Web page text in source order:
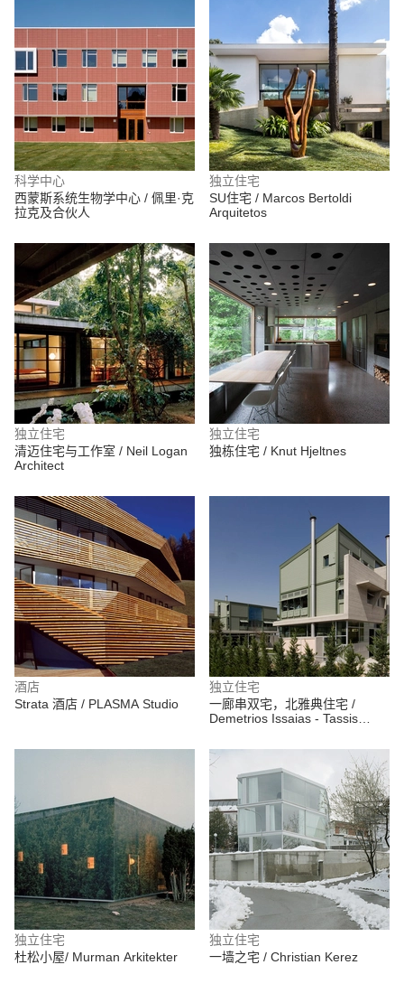
科学中心
西蒙斯系统生物学中心 / 佩里·克
拉克及合伙人
独立住宅
SU住宅 / Marcos Bertoldi
Arquitetos
独立住宅
清迈住宅与工作室 / Neil Logan
Architect
独立住宅
独栋住宅 / Knut Hjeltnes
酒店
Strata 酒店 / PLASMA Studio
独立住宅
一廊串双宅，北雅典住宅 /
Demetrios Issaias - Tassis
独立住宅
杜松小屋/ Murman Arkitekter
独立住宅
一墙之宅 / Christian Kerez